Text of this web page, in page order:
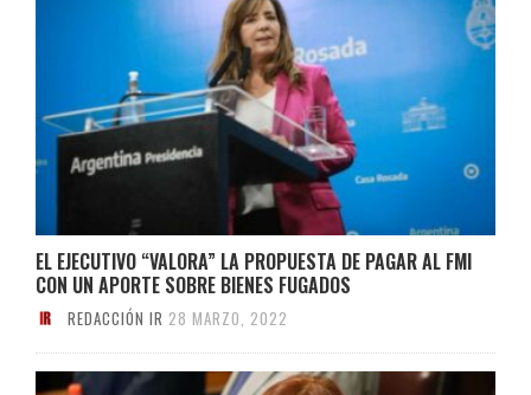
EL EJECUTIVO “VALORA” LA PROPUESTA DE PAGAR AL FMI
CON UN APORTE SOBRE BIENES FUGADOS
REDACCIÓN IR 28 MARZO, 2022